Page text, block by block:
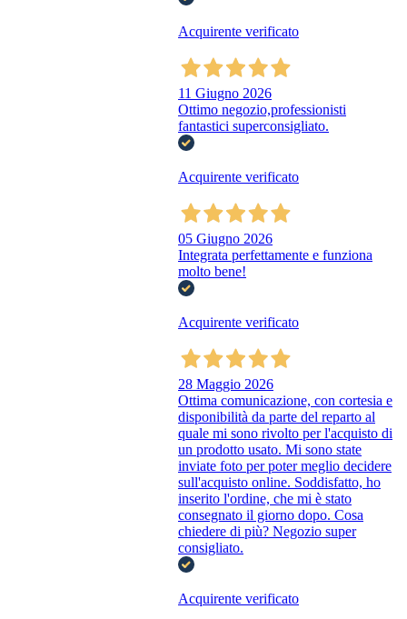
Acquirente verificato
11 Giugno 2026
Ottimo negozio,professionisti
fantastici superconsigliato.
Acquirente verificato
05 Giugno 2026
Integrata perfettamente e funziona
molto bene!
Acquirente verificato
28 Maggio 2026
Ottima comunicazione, con cortesia e
disponibilità da parte del reparto al
quale mi sono rivolto per l'acquisto di
un prodotto usato. Mi sono state
inviate foto per poter meglio decidere
sull'acquisto online. Soddisfatto, ho
inserito l'ordine, che mi è stato
consegnato il giorno dopo. Cosa
chiedere di più? Negozio super
consigliato.
Acquirente verificato